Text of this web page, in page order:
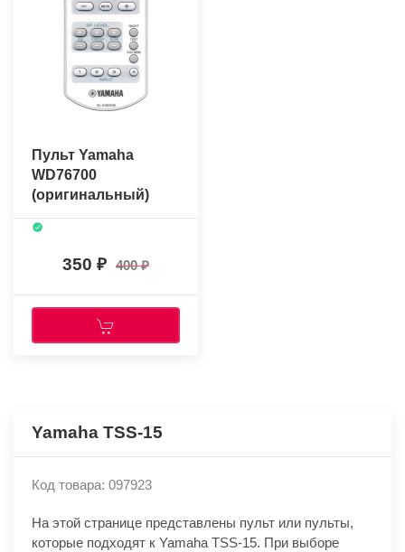
Пульт Yamaha
WD76700
(оригинальный)
350 400
Yamaha TSS-15
Код товара: 097923
На этой странице представлены пульт или пульты,
которые подходят к Yamaha TSS-15. При выборе